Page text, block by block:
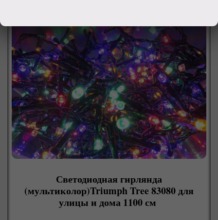
Светодиодная гирлянда
(мультиколор)Triumph Tree 83080 для
улицы и дома 1100 см